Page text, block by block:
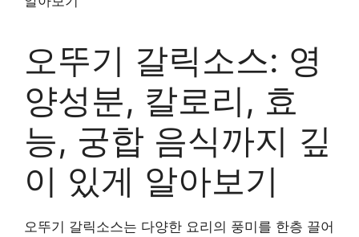
오뚜기 갈릭소스: 영
양성분, 칼로리, 효
능, 궁합 음식까지 깊
이 있게 알아보기
오뚜기 갈릭소스는 다양한 요리의 풍미를 한층 끌어